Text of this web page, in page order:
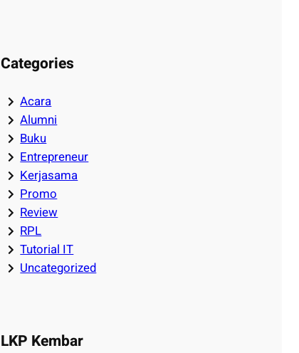
Categories
Acara
Alumni
Buku
Entrepreneur
Kerjasama
Promo
Review
RPL
Tutorial IT
Uncategorized
LKP Kembar